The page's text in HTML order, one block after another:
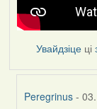
Увайдзіце ці
Peregrinus -